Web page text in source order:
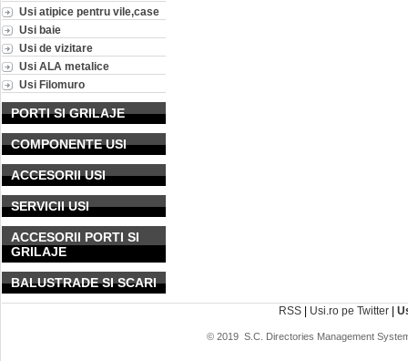
Usi atipice pentru vile,case
Usi baie
Usi de vizitare
Usi ALA metalice
Usi Filomuro
PORTI SI GRILAJE
COMPONENTE USI
ACCESORII USI
SERVICII USI
ACCESORII PORTI SI
GRILAJE
BALUSTRADE SI SCARI
RSS | Usi.ro pe Twitter |
© 2019 S.C. Directories Management